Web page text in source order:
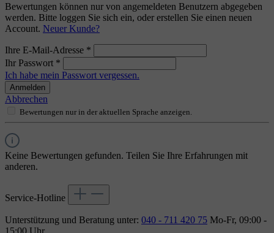
Bewertungen können nur von angemeldeten Benutzern abgegeben
werden. Bitte loggen Sie sich ein, oder erstellen Sie einen neuen
Account. Neuer Kunde?
Ihre E-Mail-Adresse *
Ihr Passwort *
Ich habe mein Passwort vergessen.
Anmelden
Abbrechen
Bewertungen nur in der aktuellen Sprache anzeigen.
Keine Bewertungen gefunden. Teilen Sie Ihre Erfahrungen mit
anderen.
Service-Hotline
Unterstützung und Beratung unter: 040 - 711 420 75 Mo-Fr, 09:00 -
15:00 Uhr